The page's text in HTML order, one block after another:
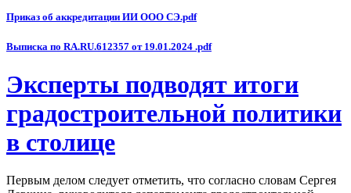
Приказ об аккредитации ИИ ООО СЭ.pdf
Выписка по RA.RU.612357 от 19.01.2024 .pdf
Эксперты подводят итоги
градостроительной политики
в столице
Первым делом следует отметить, что согласно словам Сергея